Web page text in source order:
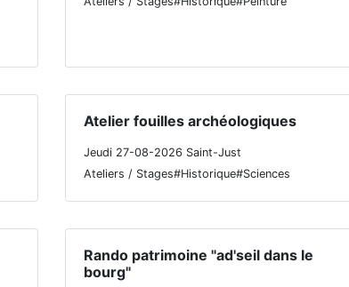
Atelier fouilles archéologiques
Jeudi 27-08-2026 Saint-Just
Ateliers / Stages#Historique#Sciences
Rando patrimoine "ad'seil dans le
bourg"